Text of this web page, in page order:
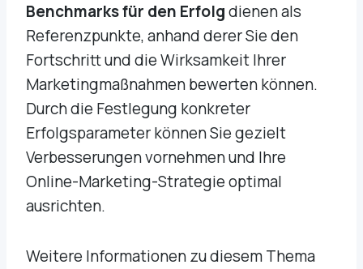
Benchmarks für den Erfolgdienen als
Referenzpunkte, anhand derer Sie den
Fortschritt und die Wirksamkeit Ihrer
Marketingmaßnahmen bewerten können.
Durch die Festlegung konkreter
Erfolgsparameter können Sie gezielt
Verbesserungen vornehmen und Ihre
Online-Marketing-Strategie optimal
ausrichten.
Weitere Informationen zu diesem Thema